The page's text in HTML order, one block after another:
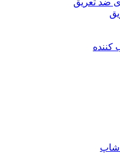
ضد تعریق
شاپ